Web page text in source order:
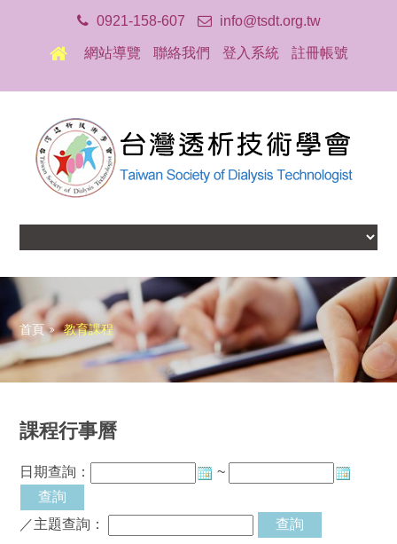
0921-158-607 info@tsdt.org.tw
網站導覽 聯絡我們 登入系統 註冊帳號
首頁 教育課程
課程行事曆
日期查詢： ~
／主題查詢：